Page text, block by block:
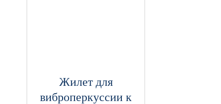
Жилет для
виброперкуссии к